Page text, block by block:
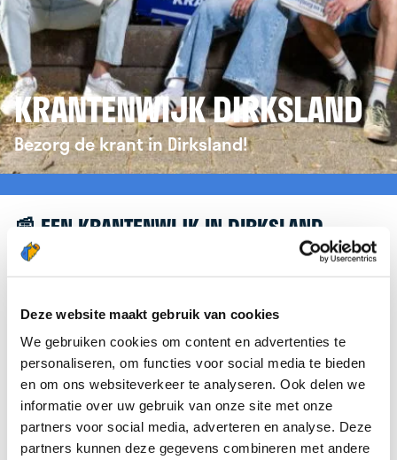
Deze website maakt gebruik van cookies
We gebruiken cookies om content en advertenties te
personaliseren, om functies voor social media te bieden
en om ons websiteverkeer te analyseren. Ook delen we
informatie over uw gebruik van onze site met onze
partners voor social media, adverteren en analyse. Deze
partners kunnen deze gegevens combineren met andere
KRANTENWIJK DIRKSLAND
Bezorg de krant in Dirksland!
📰 EEN KRANTENWIJK IN DIRKSLAND
Leuk dat je geïnteresseerd bent in een
verwijzen we je graag door naar de website van
krantenbezorgen.nl . Daar kun je je eenvoudig
aanmelden om de krant te bezorgen in Dirksland.
We hopen dat je snel aan de slag kunt en wensen
je veel succes! 🚴‍♂️💨